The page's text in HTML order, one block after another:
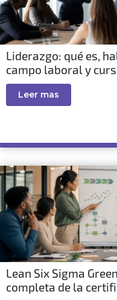
Liderazgo: qué es,
campo laboral y
Leer mas
Lean Six Sigma
completa de la